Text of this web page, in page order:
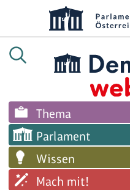
Thema
Parlament
Wissen
Mach mit!